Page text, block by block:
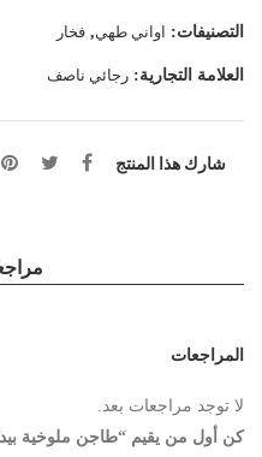
التصنيفات: اواني طهي, فخار
العلامة التجارية: رجائي ناصف
شارك هذا المنتج
المراجعات
لا توجد مراجعات بعد.
كن أول من يقيم “طاجن ملوخية